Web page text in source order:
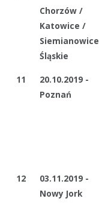
Chorzów /
Katowice /
Siemianowice
Śląskie
11
20.10.2019 -
Poznań
12
03.11.2019 -
Nowy Jork